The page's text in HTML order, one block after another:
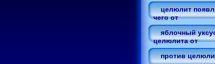
целюлит
чего от
яблочный
целюлита от
против